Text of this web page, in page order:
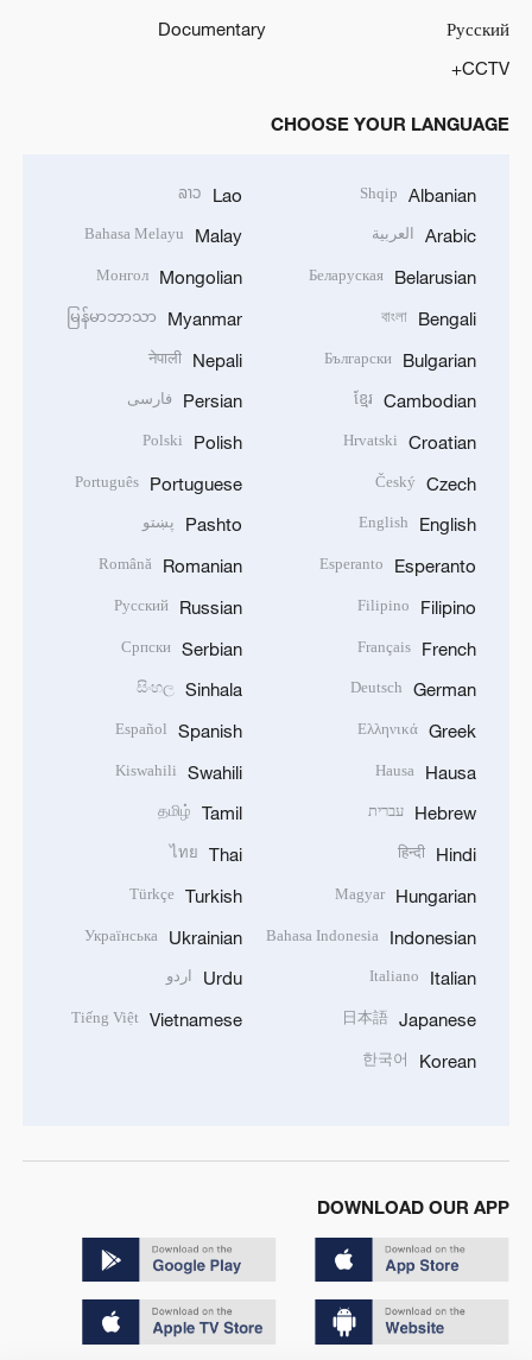
Русский
Documentary
CCTV+
CHOOSE YOUR LANGUAGE
Albanian
Shqip
Arabic العربية
Belarusian
Беларуская
Bengali
বাংলা
Bulgarian
Български
Cambodian
ខ្មែរ
Croatian
Hrvatski
Czech
Český
English
English
Esperanto
Esperanto
Filipino
Filipino
French
Français
German
Deutsch
Greek
Ελληνικά
Hausa
Hausa
Hebrew עברית
Hindi
हिन्दी
Hungarian
Magyar
Indonesian
Bahasa Indonesia
Italian
Italiano
Japanese
日本語
Korean
한국어
Lao
ລາວ
Malay
Bahasa Melayu
Mongolian
Монгол
Myanmar
မြန်မာဘာသာ
Nepali
नेपाली
Persian فارسی
Polish
Polski
Portuguese
Português
Pashto پښتو
Romanian
Română
Russian
Русский
Serbian
Српски
Sinhala
සිංහල
Spanish
Español
Swahili
Kiswahili
Tamil
தமிழ்
Thai
ไทย
Turkish
Türkçe
Ukrainian
Українська
Urdu اردو
Vietnamese
Tiếng Việt
DOWNLOAD OUR APP